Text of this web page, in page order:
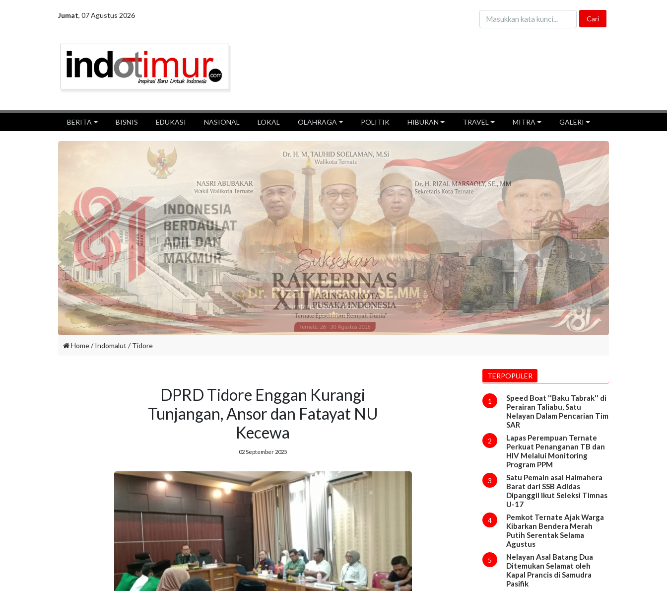
Jumat, 07 Agustus 2026
BERITA BISNIS EDUKASI NASIONAL LOKAL OLAHRAGA POLITIK HIBURAN TRAVEL MITRA GALERI
Home/ Indomalut /Tidore
DPRD Tidore Enggan Kurangi
Tunjangan, Ansor dan Fatayat NU
Kecewa
02 September 2025
TERPOPULER
1
Speed Boat ''Baku Tabrak'' di
Perairan Taliabu, Satu
Nelayan Dalam Pencarian Tim
SAR
2
Lapas Perempuan Ternate
Perkuat Penanganan TB dan
HIV Melalui Monitoring
Program PPM
3
Satu Pemain asal Halmahera
Barat dari SSB Adidas
Dipanggil Ikut Seleksi Timnas
U-17
4
Pemkot Ternate Ajak Warga
Kibarkan Bendera Merah
Putih Serentak Selama
Agustus
5
Nelayan Asal Batang Dua
Ditemukan Selamat oleh
Kapal Prancis di Samudra
Pasifik